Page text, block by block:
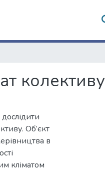
колективу
Об’єкт
в
кліматом